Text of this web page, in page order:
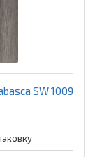
SW 1009